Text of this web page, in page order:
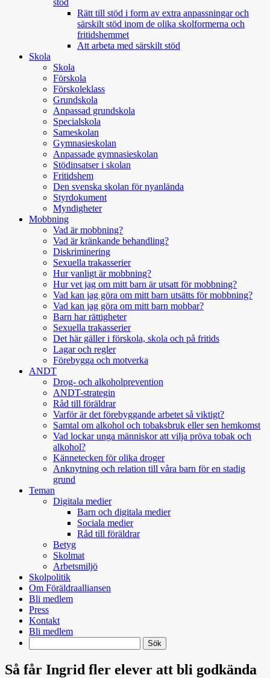
stöd
Rätt till stöd i form av extra anpassningar och
särskilt stöd inom de olika skolformerna och
fritidshemmet
Att arbeta med särskilt stöd
Skola
Skola
Förskola
Förskoleklass
Grundskola
Anpassad grundskola
Specialskola
Sameskolan
Gymnasieskolan
Anpassade gymnasieskolan
Stödinsatser i skolan
Fritidshem
Den svenska skolan för nyanlända
Styrdokument
Myndigheter
Mobbning
Vad är mobbning?
Vad är kränkande behandling?
Diskriminering
Sexuella trakasserier
Hur vanligt är mobbning?
Hur vet jag om mitt barn är utsatt för mobbning?
Vad kan jag göra om mitt barn utsätts för mobbning?
Vad kan jag göra om mitt barn mobbar?
Barn har rättigheter
Sexuella trakasserier
Det här gäller i förskola, skola och på fritids
Lagar och regler
Förebygga och motverka
ANDT
Drog- och alkoholprevention
ANDT-strategin
Råd till föräldrar
Varför är det förebyggande arbetet så viktigt?
Samtal om alkohol och tobaksbruk eller sen hemkomst
Vad lockar unga människor att vilja pröva tobak och
alkohol?
Kännetecken för olika droger
Anknytning och relation till våra barn för en stadig
grund
Teman
Digitala medier
Barn och digitala medier
Sociala medier
Råd till föräldrar
Betyg
Skolmat
Arbetsmiljö
Skolpolitik
Om Föräldraalliansen
Bli medlem
Press
Kontakt
Bli medlem
Så får Ingrid fler elever att bli godkända